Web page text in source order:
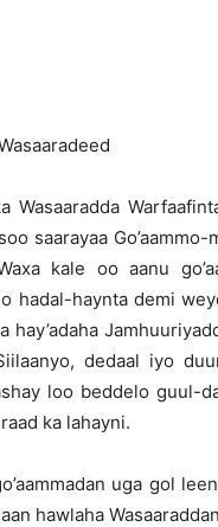
Wasaaradda
saarayaa
kale oo aanu
hadal-haynta demi
hay’adaha
dedaal iyo
loo beddelo guul-
ka lahayni.
uga gol
hawlaha